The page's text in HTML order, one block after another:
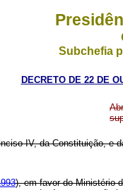
Subchefia
DECRETO DE 22 DE
IV, da Constituição, e
), em favor do Ministério